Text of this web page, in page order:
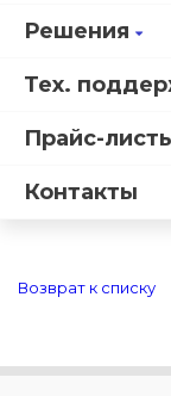
Решения
Тех.
Прайс-
Контакты
Возврат к списку